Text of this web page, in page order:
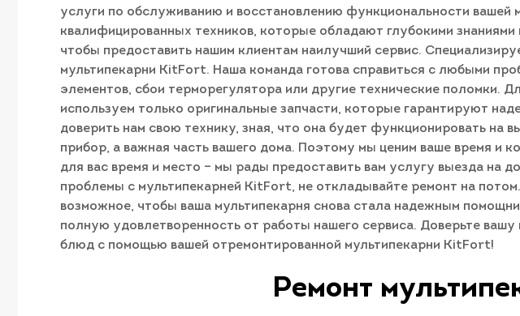
услуги по обслуживанию и восстановлению функциональности вашей
квалифицированных техников, которые обладают глубокими
чтобы предоставить нашим клиентам наилучший сервис.
мультипекарни KitFort. Наша команда готова справиться с любыми
элементов, сбои терморегулятора или другие технические поломки.
используем только оригинальные запчасти, которые гарантируют
доверить нам свою технику, зная, что она будет функционировать
прибор, а важная часть вашего дома. Поэтому мы ценим ваше время и
для вас время и место – мы рады предоставить вам услугу выезда на
проблемы с мультипекарней KitFort, не откладывайте ремонт на
возможное, чтобы ваша мультипекарня снова стала надежным
полную удовлетворенность от работы нашего сервиса. Доверьте
блюд с помощью вашей отремонтированной мультипекарни KitFort!
Ремонт